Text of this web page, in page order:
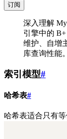
订阅
深入理解
引擎中的
维护、自增
库查询性能。
索引模型#
哈希表#
哈希表适合只有